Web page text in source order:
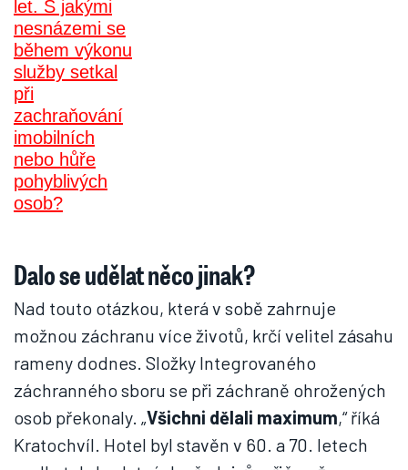
Dalo se udělat něco jinak?
Nad touto otázkou, která v sobě zahrnuje
možnou záchranu více životů, krčí velitel zásahu
rameny dodnes. Složky Integrovaného
záchranného sboru se při záchraně ohrožených
osob překonaly. „
Kratochvíl. Hotel byl stavěn v 60. a 70. letech
nejvyšších budov v Československu.
„V době, kdy požár vypukl, probíhala v hotelu
rekonstrukce.Část pokojů už byla zřízena na
požární úseky, tedy na prostory, které jsou od
ostatních odděleny konstrukcemi s požární
odolností,“ vysvětluje pan Kratochvíl.